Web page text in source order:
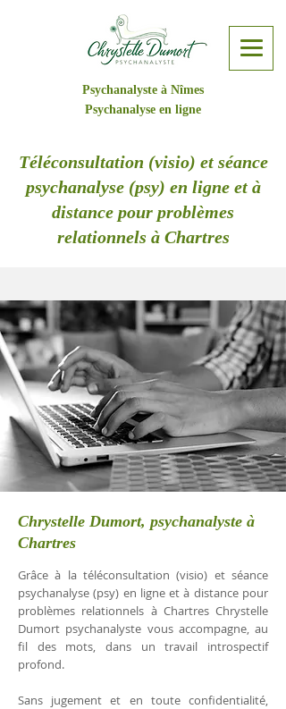
Psychanalyste à Nîmes
Psychanalyse en ligne
Téléconsultation (visio) et séance
psychanalyse (psy) en ligne et à
distance pour problèmes
relationnels à Chartres
Chrystelle Dumort, psychanalyste à
Chartres
Grâce à la téléconsultation (visio) et séance
psychanalyse (psy) en ligne et à distance pour
problèmes relationnels à Chartres Chrystelle
Dumort psychanalyste vous accompagne, au
fil des mots, dans un travail introspectif
profond.
Sans jugement et en toute confidentialité,